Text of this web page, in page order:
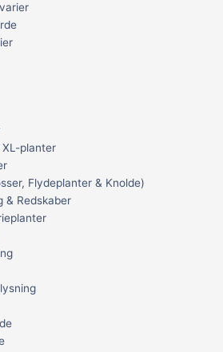
planter
Flydeplanter & Knolde)
& Redskaber